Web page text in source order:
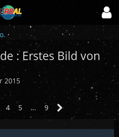
: Erstes Bild von
2015
4 5 … 9